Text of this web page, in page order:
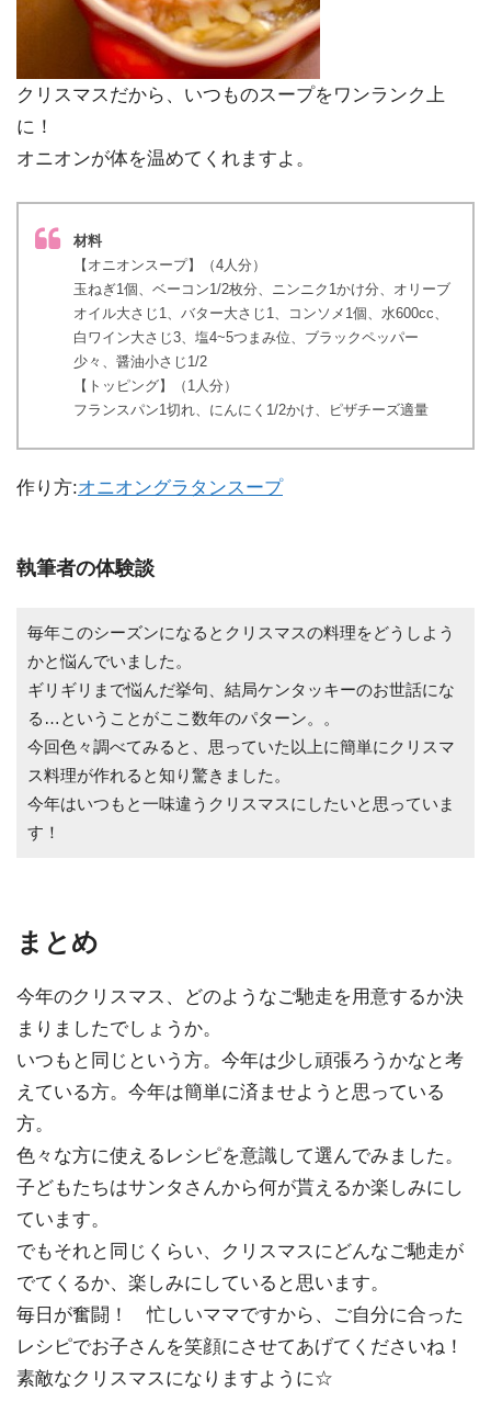
クリスマスだから、いつものスープをワンランク上
に！
オニオンが体を温めてくれますよ。
材料
【オニオンスープ】（4人分）
玉ねぎ1個、ベーコン1/2枚分、ニンニク1かけ分、オリーブ
オイル大さじ1、バター大さじ1、コンソメ1個、水600cc、
白ワイン大さじ3、塩4~5つまみ位、ブラックペッパー
少々、醤油小さじ1/2
【トッピング】（1人分）
フランスパン1切れ、にんにく1/2かけ、ピザチーズ適量
作り方:オニオングラタンスープ
執筆者の体験談
毎年このシーズンになるとクリスマスの料理をどうしよう
かと悩んでいました。
ギリギリまで悩んだ挙句、結局ケンタッキーのお世話にな
る…ということがここ数年のパターン。。
今回色々調べてみると、思っていた以上に簡単にクリスマ
ス料理が作れると知り驚きました。
今年はいつもと一味違うクリスマスにしたいと思っていま
す！
まとめ
今年のクリスマス、どのようなご馳走を用意するか決
まりましたでしょうか。
いつもと同じという方。今年は少し頑張ろうかなと考
えている方。今年は簡単に済ませようと思っている
方。
色々な方に使えるレシピを意識して選んでみました。
子どもたちはサンタさんから何が貰えるか楽しみにし
ています。
でもそれと同じくらい、クリスマスにどんなご馳走が
でてくるか、楽しみにしていると思います。
毎日が奮闘！ 忙しいママですから、ご自分に合った
レシピでお子さんを笑顔にさせてあげてくださいね！
素敵なクリスマスになりますように☆